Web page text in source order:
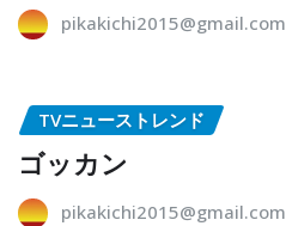
pikakichi2015@gmail.com
TVニューストレンド
ゴッカン
pikakichi2015@gmail.com